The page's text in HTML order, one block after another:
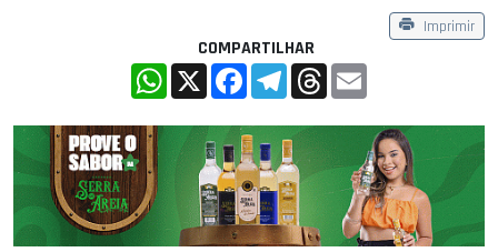
Imprimir
COMPARTILHAR
WhatsApp
X FacebookTelegramThreads